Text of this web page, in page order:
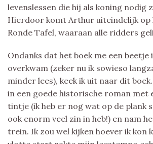
levenslessen die hij als koning nodig
Hierdoor komt Arthur uiteindelijk op
Ronde Tafel, waaraan alle ridders
Ondanks dat het boek me een
overkwam (zeker nu ik sowieso
minder lees), keek ik uit naar dit
in een goede historische roman met
tintje (ik heb er nog wat op de plank
ook enorm veel zin in heb!) en nam
trein. Ik zou wel kijken hoever ik kon